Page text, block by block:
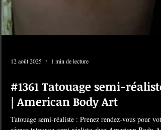
#1361 Tatouage semi-réaliste
| American Body Art